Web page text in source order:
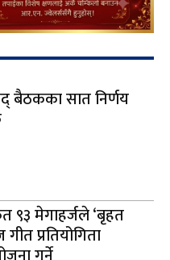
बैठकका सात निर्णय
९३ मेगाहर्जले ‘बृहत
प्रतियोगिता